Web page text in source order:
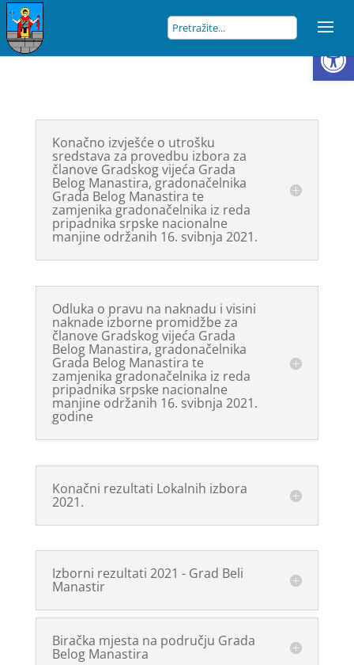
Konačno izvješće o utrošku
sredstava za provedbu izbora za
članove Gradskog vijeća Grada
Belog Manastira, gradonačelnika
Grada Belog Manastira te
zamjenika gradonačelnika iz reda
pripadnika srpske nacionalne
manjine održanih 16. svibnja 2021.
Odluka o pravu na naknadu i visini
naknade izborne promidžbe za
članove Gradskog vijeća Grada
Belog Manastira, gradonačelnika
Grada Belog Manastira te
zamjenika gradonačelnika iz reda
pripadnika srpske nacionalne
manjine održanih 16. svibnja 2021.
godine
Konačni rezultati Lokalnih izbora
2021.
Izborni rezultati 2021 - Grad Beli
Manastir
Biračka mjesta na području Grada
Belog Manastira